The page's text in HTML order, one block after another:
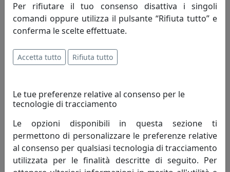
TAVOLINO WAY BAR H90 OUTDOOR CT11090-12 NERO
MemeDesign
518,00 €
Per rifiutare il tuo consenso disattiva i singoli
comandi oppure utilizza il pulsante “Rifiuta tutto” e
conferma le scelte effettuate.
Accetta tutto Rifiuta tutto
Le tue preferenze relative al consenso per le
tecnologie di tracciamento
Le opzioni disponibili in questa sezione ti
permettono di personalizzare le preferenze relative
al consenso per qualsiasi tecnologia di tracciamento
utilizzata per le finalità descritte di seguito. Per